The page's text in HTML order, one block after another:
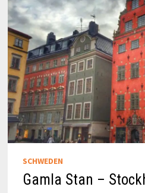
SCHWEDEN
Gamla Stan –